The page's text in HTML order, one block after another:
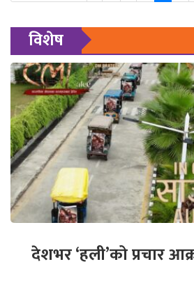
विशेष
देशभर ‘हली’को प्रचार